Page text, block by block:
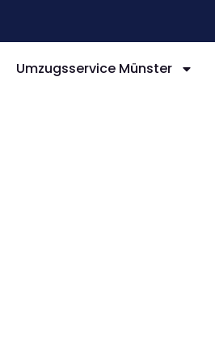
Umzugsservice Münster